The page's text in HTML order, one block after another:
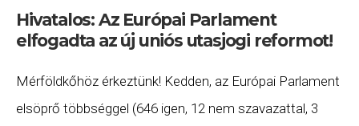
Hivatalos: Az Európai Parlament
elfogadta az új uniós utasjogi reformot!
Mérföldkőhöz érkeztünk! Kedden, az Európai Parlament
elsöprő többséggel (646 igen, 12 nem szavazattal, 3